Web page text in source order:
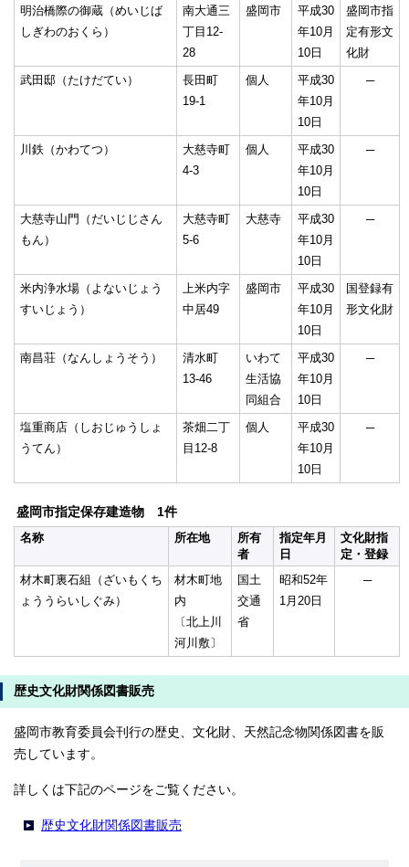
明治橋際の御蔵（めいじば
しぎわのおくら）
南大通三
丁目12-
28
盛岡市
平成30
年10月
10日
盛岡市指
定有形文
化財
武田邸（たけだてい）
長田町
19-1
個人
平成30
年10月
10日
─
川鉄（かわてつ）
大慈寺町
4-3
個人
平成30
年10月
10日
─
大慈寺山門（だいじじさん
もん）
大慈寺町
5-6
大慈寺
平成30
年10月
10日
─
米内浄水場（よないじょう
すいじょう）
上米内字
中居49
盛岡市
平成30
年10月
10日
国登録有
形文化財
南昌荘（なんしょうそう）
清水町
13-46
いわて
生活協
同組合
平成30
年10月
10日
─
塩重商店（しおじゅうしょ
うてん）
茶畑二丁
目12-8
個人
平成30
年10月
10日
─
盛岡市指定保存建造物 1件
名称
所在地
所有
者
指定年月
日
文化財指
定・登録
材木町裏石組（ざいもくち
ょううらいしぐみ）
材木町地
内
〔北上川
河川敷〕
国土
交通
省
昭和52年
1月20日
─
歴史文化財関係図書販売
盛岡市教育委員会刊行の歴史、文化財、天然記念物関係図書を販
売しています。
詳しくは下記のページをご覧ください。
歴史文化財関係図書販売